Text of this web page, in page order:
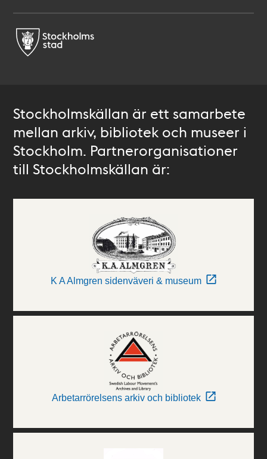
Stockholmskällan är ett samarbete
mellan arkiv, bibliotek och museer i
Stockholm. Partnerorganisationer
till Stockholmskällan är:
K A Almgren sidenväveri & museum
Arbetarrörelsens arkiv och bibliotek